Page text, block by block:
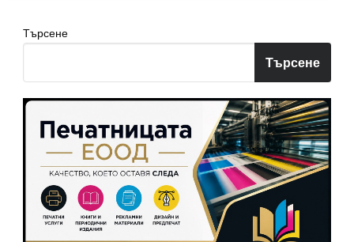
Търсене
Търсене